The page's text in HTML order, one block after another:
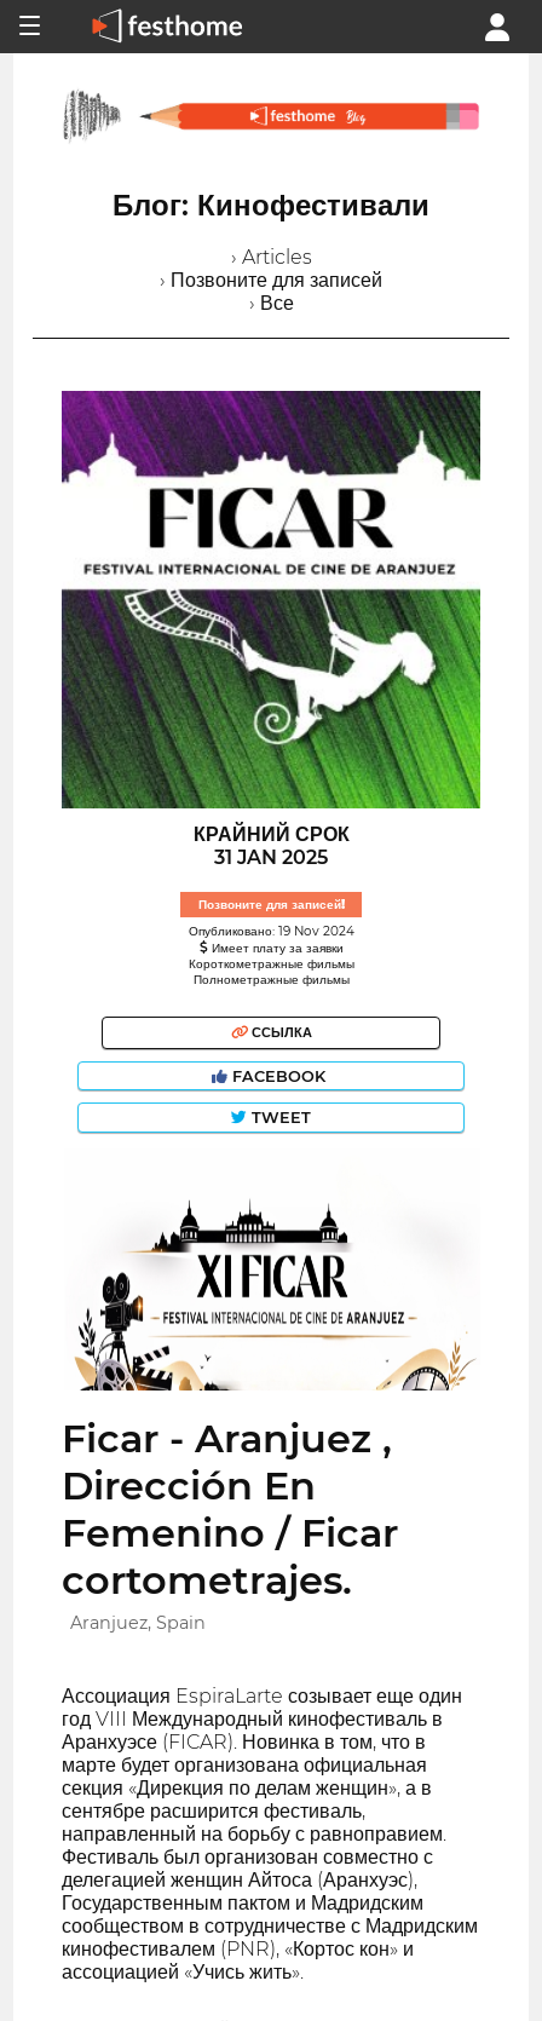
Блог: Кинофестивали
› Articles
› Позвоните для записей
› Все
КРАЙНИЙ СРОК
31 JAN 2025
Позвоните для записей!
Опубликовано: 19 Nov 2024
Имеет плату за заявки
Короткометражные фильмы
Полнометражные фильмы
ССЫЛКА
FACEBOOK
TWEET
Ficar - Aranjuez ,
Dirección En
Femenino / Ficar
cortometrajes.
Aranjuez, Spain
Ассоциация EspiraLarte созывает еще один
год VIII Международный кинофестиваль в
Аранхуэсе (FICAR). Новинка в том, что в
марте будет организована официальная
секция «Дирекция по делам женщин», а в
сентябре расширится фестиваль,
направленный на борьбу с равноправием.
Фестиваль был организован совместно с
делегацией женщин Айтоса (Аранхуэс),
Государственным пактом и Мадридским
сообществом в сотрудничестве с Мадридским
кинофестивалем (PNR), «Кортос кон» и
ассоциацией «Учись жить».